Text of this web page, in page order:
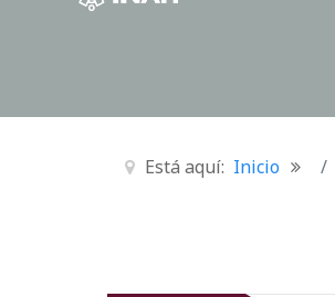
Está aquí: Inicio